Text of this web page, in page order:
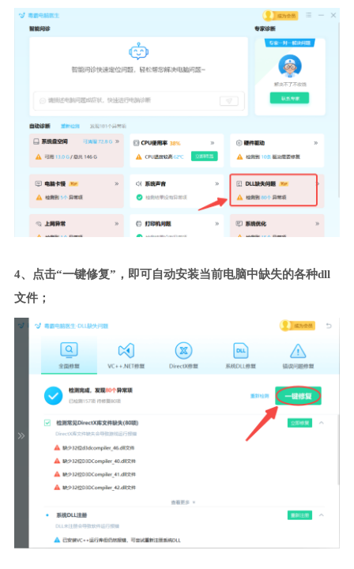
4、点击“一键修复”，即可自动安装当前电脑中缺失的各种dll
文件；